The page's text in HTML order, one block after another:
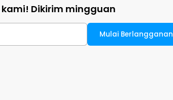
kami! Dikirim mingguan
Mulai Berlangganan